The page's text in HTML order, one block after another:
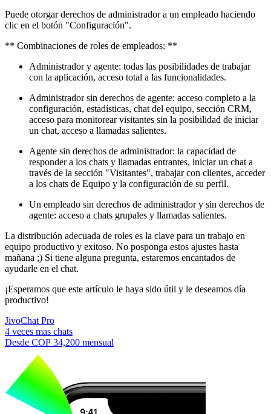
Puede otorgar derechos de administrador a un empleado haciendo
clic en el botón "Configuración".
** Combinaciones de roles de empleados: **
Administrador y agente: todas las posibilidades de trabajar
con la aplicación, acceso total a las funcionalidades.
Administrador sin derechos de agente: acceso completo a la
configuración, estadísticas, chat del equipo, sección CRM,
acceso para monitorear visitantes sin la posibilidad de iniciar
un chat, acceso a llamadas salientes.
Agente sin derechos de administrador: la capacidad de
responder a los chats y llamadas entrantes, iniciar un chat a
través de la sección "Visitantes", trabajar con clientes, acceder
a los chats de Equipo y la configuración de su perfil.
Un empleado sin derechos de administrador y sin derechos de
agente: acceso a chats grupales y llamadas salientes.
La distribución adecuada de roles es la clave para un trabajo en
equipo productivo y exitoso. No posponga estos ajustes hasta
mañana ;) Si tiene alguna pregunta, estaremos encantados de
ayudarle en el chat.
¡Esperamos que este artículo le haya sido útil y le deseamos día
productivo!
JivoChat Pro
4 veces mas chats
Desde COP 34,200 mensual